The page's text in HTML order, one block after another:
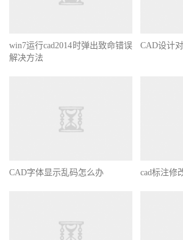
win7运行cad2014时弹出致命错误
解决方法
CAD设计
CAD字体显示乱码怎么办 cad标注修